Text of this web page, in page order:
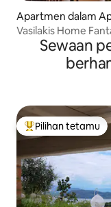
Apartmen dalam
Vasilakis Home
Sewaan
Pilihan utama
Pilihan tetamu